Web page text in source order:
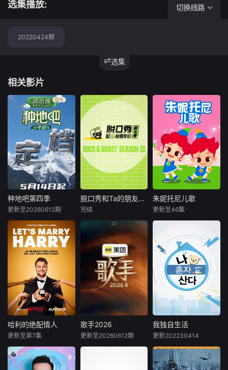
选集播放: 切换线路
选集
20220424期
相关影片
种地吧第四季
全新地图解锁
中！脚下的土地变
了，但十个勤天那
份“想把地种好”的
滚烫初心不变！将
“见天地之广阔，解
民生之多艰”的信念
撒向更远的远方，
绘制一幅属于当代
新农人的蓬勃画
卷！
种地吧第四季
更新至20260612期
脱口秀和Ta的朋友们第三季
脱口秀顶级竞演舞
台 年度热梗发源地
2026夏天准时快乐
脱口秀和Ta的朋友们第三季
完结
朱妮托尼儿歌
孩子们开开心心地
成长，《朱妮托尼
儿歌》让孩子们在
最新的节奏里面用
最轻松的方式认识
世界的美好，听儿
歌、唱儿歌、跳跳
舞，轻松掌握生活
中的好习惯、颜
色、形状、大小，
物、天气以及它们
的生活和变化，了
朱妮托尼儿歌
更新至46集
哈利的绝配情人
哈利·乔西
哈利的绝配情人
更新至第7集
歌手2026
歌手2026
更新至20260612期
我独自生活
Defconn
金泰元
我独自生活
更新202230414